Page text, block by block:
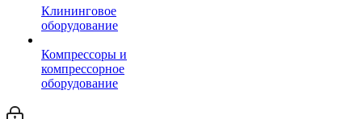
Клининговое
оборудование
Компрессоры и
компрессорное
оборудование